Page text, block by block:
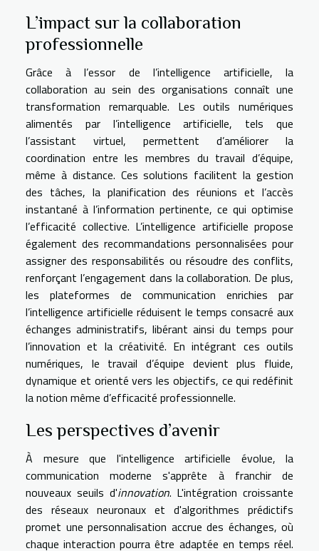
L’impact sur la collaboration
professionnelle
Grâce à l’essor de l’intelligence artificielle, la
collaboration au sein des organisations connaît une
transformation remarquable. Les outils numériques
alimentés par l’intelligence artificielle, tels que
l’assistant virtuel, permettent d’améliorer la
coordination entre les membres du travail d’équipe,
même à distance. Ces solutions facilitent la gestion
des tâches, la planification des réunions et l’accès
instantané à l’information pertinente, ce qui optimise
l’efficacité collective. L’intelligence artificielle propose
également des recommandations personnalisées pour
assigner des responsabilités ou résoudre des conflits,
renforçant l’engagement dans la collaboration. De plus,
les plateformes de communication enrichies par
l’intelligence artificielle réduisent le temps consacré aux
échanges administratifs, libérant ainsi du temps pour
l’innovation et la créativité. En intégrant ces outils
numériques, le travail d’équipe devient plus fluide,
dynamique et orienté vers les objectifs, ce qui redéfinit
la notion même d’efficacité professionnelle.
Les perspectives d’avenir
À mesure que l'intelligence artificielle évolue, la
communication moderne s'apprête à franchir de
nouveaux seuils d'innovation. L'intégration croissante
des réseaux neuronaux et d'algorithmes prédictifs
promet une personnalisation accrue des échanges, où
chaque interaction pourra être adaptée en temps réel.